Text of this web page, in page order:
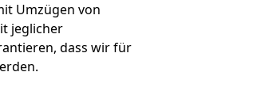
Umzügen von
jeglicher
dass wir für